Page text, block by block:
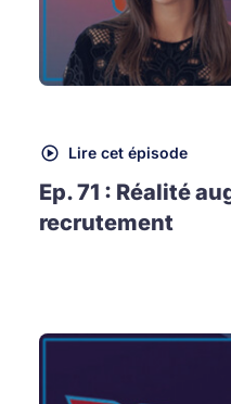
Lire cet épisode
Ep. 71 : Réalité
recrutement